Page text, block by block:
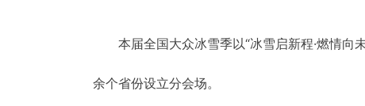
本届全国大众冰雪季以“冰雪启新程·燃情
余个省份设立分会场。